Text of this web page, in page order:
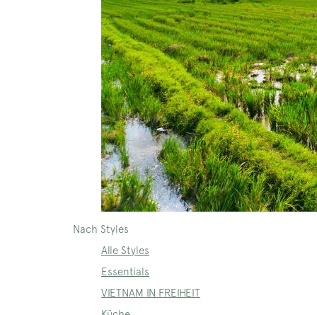
Nach Styles
Alle Styles
Essentials
VIETNAM IN FREIHEIT